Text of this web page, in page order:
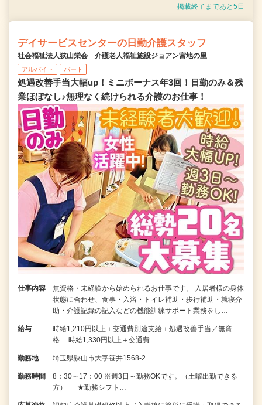
掲載終了まであと5日
デイサービスセンターの日勤介護スタッフ
社会福祉法人狭山栄会 介護老人福祉施設ジョアン宮地の里
アルバイト パート
処遇改善手当大幅up！ミニボーナス年3回！日勤のみ＆残
業ほぼなし♪無理なく続けられる介護のお仕事！
仕事内容
無資格・未経験から始められるお仕事です。 入居者様の身体
状態に合わせ、食事・入浴・トイレ補助・歩行補助・就寝介
助・介護記録の記入などの機能訓練サポート業務をし…
給与
時給1,210円以上＋交通費別途支給＋処遇改善手当／無資
格 時給1,330円以上＋交通費…
勤務地 埼玉県狭山市大字笹井1568-2
勤務時間
8：30～17：00 ※週3日～勤務OKです。（土曜出勤できる
方） ★勤務シフト…